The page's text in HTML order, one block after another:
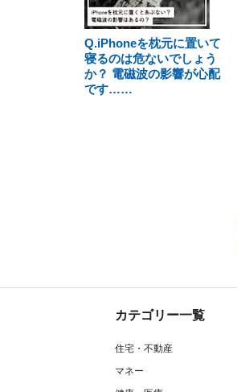
Q.iPhoneを枕元に置いて
寝るのは危ないでしょう
か？ 電磁波の影響が心配
です……
カテゴリー一覧
住宅・不動産
マネー